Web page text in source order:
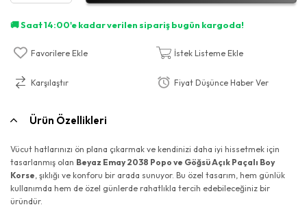
Favorilere Ekle İstek Listeme Ekle
Karşılaştır Fiyat Düşünce Haber Ver
Ürün Özellikleri
Vücut hatlarınızı ön plana çıkarmak ve kendinizi daha iyi hissetmek için
tasarlanmış olan Beyaz Emay 2038 Popo ve Göğsü Açık Paçalı Boy
Korse, şıklığı ve konforu bir arada sunuyor. Bu özel tasarım, hem günlük
kullanımda hem de özel günlerde rahatlıkla tercih edebileceğiniz bir
üründür.